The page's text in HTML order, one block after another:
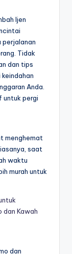
Ijen
perjalanan
Tidak
dan tips
Anda.
untuk pergi
menghemat
saat
waktu
murah untuk
dan Kawah
dan